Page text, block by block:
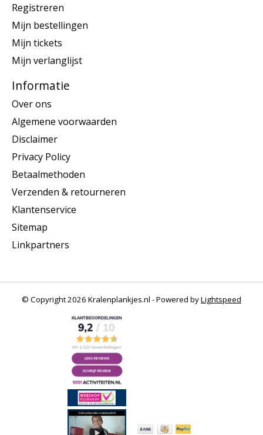
Registreren
Mijn bestellingen
Mijn tickets
Mijn verlanglijst
Informatie
Over ons
Algemene voorwaarden
Disclaimer
Privacy Policy
Betaalmethoden
Verzenden & retourneren
Klantenservice
Sitemap
Linkpartners
© Copyright 2026 Kralenplankjes.nl - Powered byLightspeed